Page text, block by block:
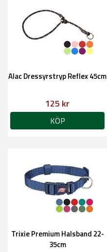
Alac Dressyrstryp Reflex 45cm
125 kr
KÖP
Trixie Premium Halsband 22-
35cm